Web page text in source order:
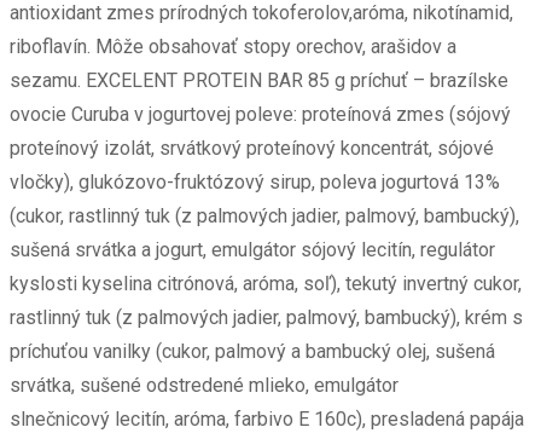
antioxidant zmes prírodných tokoferolov,aróma, nikotínamid,
riboflavín. Môže obsahovať stopy orechov, arašidov a
sezamu. EXCELENT PROTEIN BAR 85 g príchuť – brazílske
ovocie Curuba v jogurtovej poleve: proteínová zmes (sójový
proteínový izolát, srvátkový proteínový koncentrát, sójové
vločky), glukózovo-fruktózový sirup, poleva jogurtová 13%
(cukor, rastlinný tuk (z palmových jadier, palmový, bambucký),
sušená srvátka a jogurt, emulgátor sójový lecitín, regulátor
kyslosti kyselina citrónová, aróma, soľ), tekutý invertný cukor,
rastlinný tuk (z palmových jadier, palmový, bambucký), krém s
príchuťou vanilky (cukor, palmový a bambucký olej, sušená
srvátka, sušené odstredené mlieko, emulgátor
slnečnicový lecitín, aróma, farbivo E 160c), presladená papája